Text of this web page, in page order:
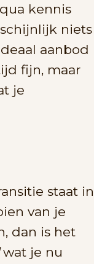
kennis
niets
aanbod
fijn, maar
je
staat in
van je
dan is het
wat je nu